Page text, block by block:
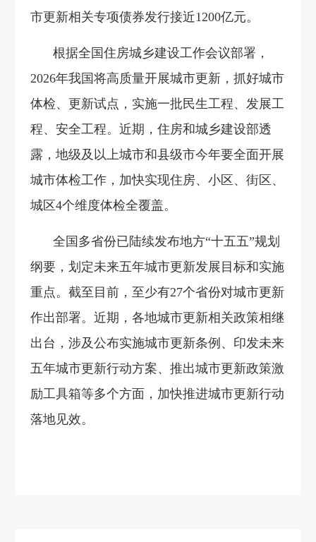
市更新相关专项债券发行接近1200亿元。
根据全国住房城乡建设工作会议部署，
2026年我国将高质量开展城市更新，抓好城市
体检、更新试点，实施一批民生工程、发展工
程、安全工程。近期，住房和城乡建设部透
露，地级及以上城市和县级市今年要全面开展
城市体检工作，加快实现住房、小区、街区、
城区4个维度体检全覆盖。
全国多省份已陆续发布地方“十五五”规划
纲要，划定未来五年城市更新发展目标和实施
重点。截至目前，至少有27个省份对城市更新
作出部署。近期，各地城市更新相关政策相继
出台，涉及公布实施城市更新条例、印发未来
五年城市更新行动方案、推出城市更新政策激
励工具箱等多个方面，加快推进城市更新行动
落地见效。